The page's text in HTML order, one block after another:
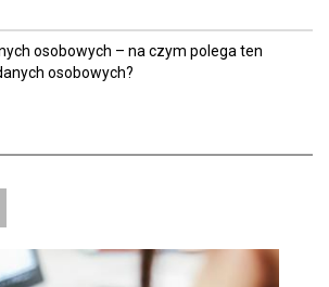
osobowych – na czym polega ten
osobowych?